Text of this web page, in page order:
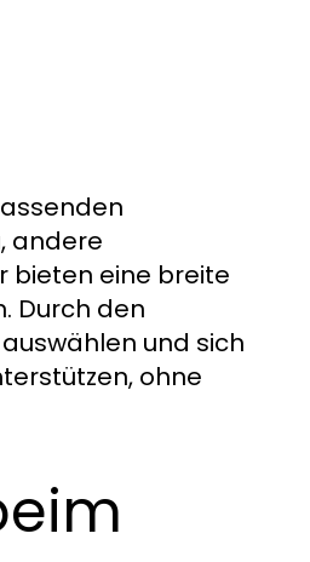
andere
bieten eine breite
Durch den
und sich
ohne